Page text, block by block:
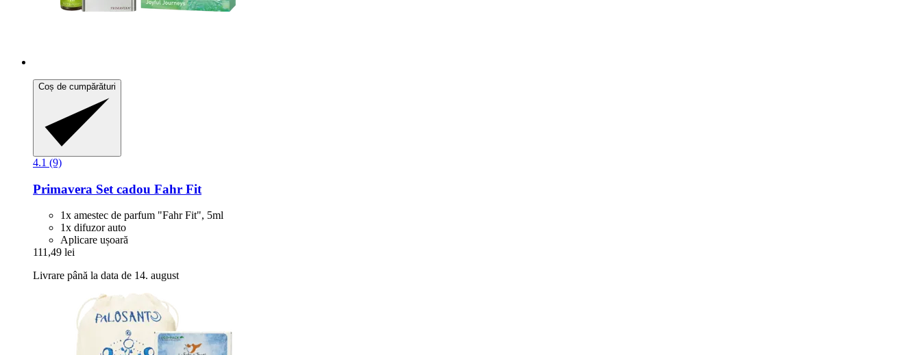
Coș de cumpărături
4.1 (9)
Primavera Set cadou Fahr Fit
1x amestec de parfum "Fahr Fit", 5ml
1x difuzor auto
Aplicare ușoară
111,49 lei
Livrare până la data de 14. august